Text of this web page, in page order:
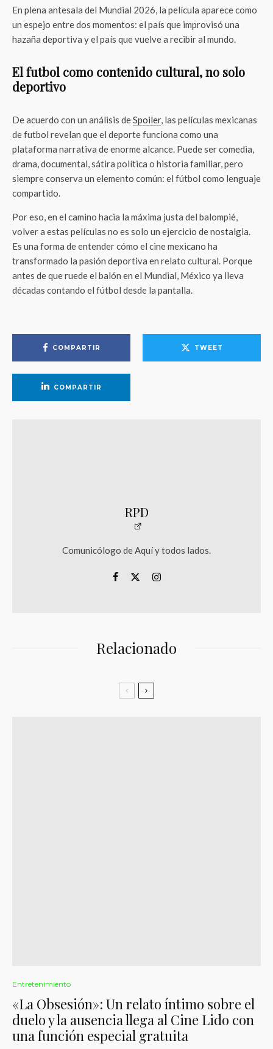
En plena antesala del Mundial 2026, la película aparece como
un espejo entre dos momentos: el país que improvisó una
hazaña deportiva y el país que vuelve a recibir al mundo.
El futbol como contenido cultural, no solo
deportivo
De acuerdo con un análisis deSpoiler, las películas mexicanas
de futbol revelan que el deporte funciona como una
plataforma narrativa de enorme alcance. Puede ser comedia,
drama, documental, sátira política o historia familiar, pero
siempre conserva un elemento común: el fútbol como lenguaje
compartido.
Por eso, en el camino hacia la máxima justa del balompié,
volver a estas películas no es solo un ejercicio de nostalgia.
Es una forma de entender cómo el cine mexicano ha
transformado la pasión deportiva en relato cultural. Porque
antes de que ruede el balón en el Mundial, México ya lleva
décadas contando el fútbol desde la pantalla.
COMPARTIR TWEET
COMPARTIR
RPD
Comunicólogo de Aquí y todos lados.
Relacionado
Entretenimiento
«La Obsesión»: Un relato íntimo sobre el
duelo y la ausencia llega al Cine Lido con
una función especial gratuita